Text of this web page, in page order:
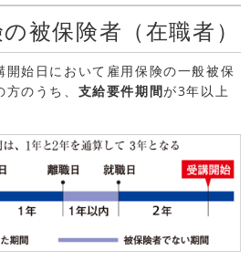
被保険者（在職者）
開始日において雇用保険の一般被保
のうち、 支給要件期間が3年以上